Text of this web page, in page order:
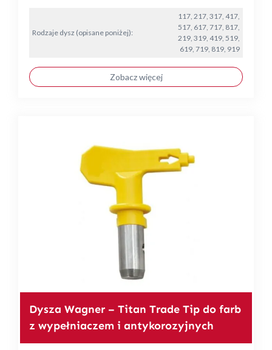
Rodzaje dysz (opisane poniżej):
117, 217, 317, 417,
517, 617, 717, 817,
219, 319, 419, 519,
619, 719, 819, 919
Zobacz więcej
Dysza Wagner – Titan Trade Tip do farb
z wypełniaczem i antykorozyjnych